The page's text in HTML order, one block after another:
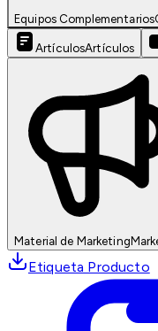
Equipos Complementarios
ArtículosArtículos
Material de Marketing
Etiqueta Producto